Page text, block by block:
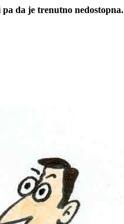
da je trenutno nedostopna.